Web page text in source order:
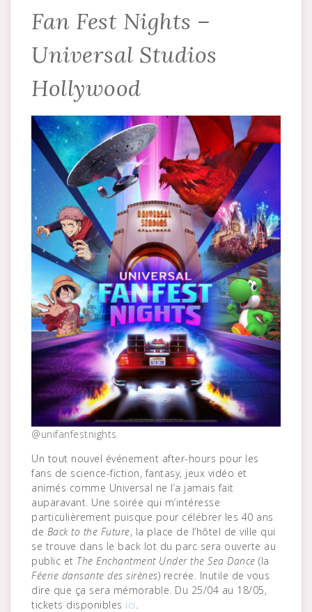
Fan Fest Nights –
Universal Studios
Hollywood
@unifanfestnights
Un tout nouvel événement after-hours pour les
fans de science-fiction, fantasy, jeux vidéo et
animés comme Universal ne l’a jamais fait
auparavant. Une soirée qui m’intéresse
particulièrement puisque pour célébrer les 40 ans
de Back to the Future, la place de l’hôtel de ville qui
se trouve dans le back lot du parc sera ouverte au
public et The Enchantment Under the Sea Dance (la
Féerie dansante des sirènes) recrée. Inutile de vous
dire que ça sera mémorable. Du 25/04 au 18/05,
tickets disponibles ici